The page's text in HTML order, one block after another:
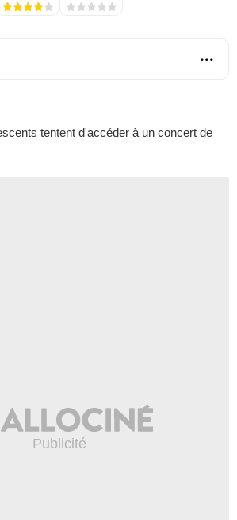
tentent d'accéder à un concert de